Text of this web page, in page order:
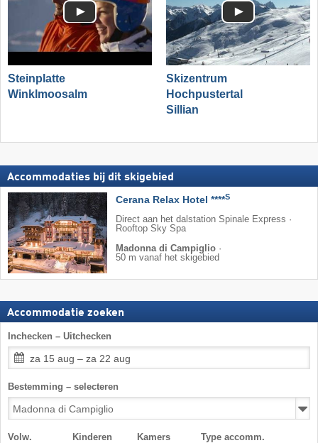
Steinplatte
Winklmoosalm
Skizentrum
Hochpustertal
Sillian
Accommodaties bij dit skigebied
Cerana Relax Hotel ****S
Direct aan het dalstation Spinale Express ·
Rooftop Sky Spa
Madonna di Campiglio ·
50 m vanaf het skigebied
Accommodatie zoeken
Inchecken – Uitchecken
za 15 aug – za 22 aug
Bestemming – selecteren
Volw. Kinderen Kamers Type accomm.